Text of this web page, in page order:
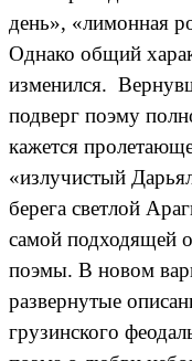
день», «лимонная
Однако общий
изменился.
подверг поэму
кажется
«излучистый
берега светлой
самой подходящей
поэмы. В новом
развернутые
грузинского